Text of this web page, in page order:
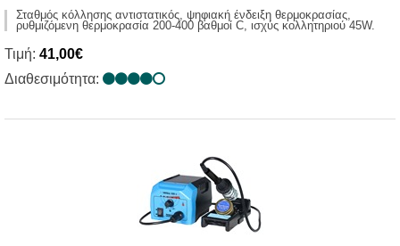
Σταθμός κόλλησης αντιστατικός, ψηφιακή ένδειξη θερμοκρασίας,
ρυθμιζόμενη θερμοκρασία 200-400 βαθμοί C, ισχύς κολλητηριού 45W.
Τιμή: 41,00€
Διαθεσιμότητα: